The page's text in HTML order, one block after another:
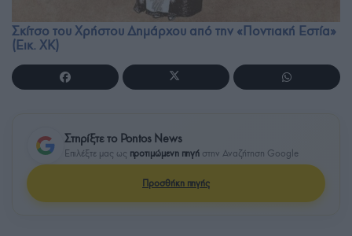
Σκίτσο του Χρήστου Δημάρχου από την «Ποντιακή Εστία»
(Εικ. ΧΚ)
Στηρίξτε το Pontos News
Επιλέξτε μας ως προτιμώμενη πηγή στην Αναζήτηση Google
Προσθήκη πηγής